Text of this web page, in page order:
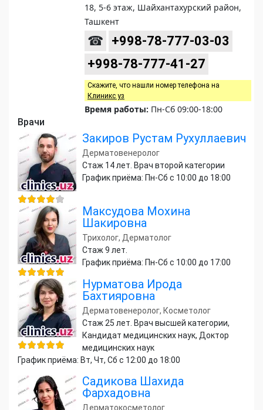
18, 5-6 этаж, Шайхантахурский район,
Ташкент
☎
+998-78-777-03-03
+998-78-777-41-27
Скажите, что нашли номер телефона на
Клиникс уз
Время работы: Пн-Сб 09:00-18:00
Врачи
Закиров Рустам Рухуллаевич
Дерматовенеролог
Стаж 14 лет. Врач второй категории
График приёма: Пн-Сб с 10:00 до 18:00
Максудова Мохина
Шакировна
Трихолог, Дерматолог
Стаж 9 лет.
График приёма: Пн-Сб с 10:00 до 17:00
Нурматова Ирода
Бахтияровна
Дерматовенеролог, Косметолог
Стаж 25 лет. Врач высшей категории,
Кандидат медицинских наук, Доктор
медицинских наук
График приёма: Вт, Чт, Сб с 12:00 до 18:00
Садикова Шахида
Фархадовна
Дерматокосметолог